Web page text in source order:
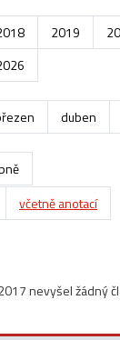
2019
duben
včetně anotací
nevyšel žádný